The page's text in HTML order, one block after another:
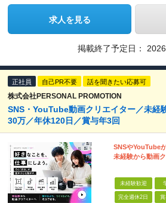
求人を見る
掲載終了予定日：
正社員 自己PR不要 話を聞きたい応募可
株式会社PERSONAL PROMOTION
SNS・YouTube動画クリエイター／未経
30万／年休120日／賞与年3回
SNSやYouTube
未経験から動画
未経験歓迎
完全週休2日